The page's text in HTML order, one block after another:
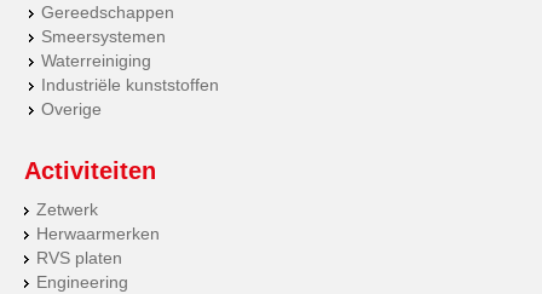
Gereedschappen
Smeersystemen
Waterreiniging
Industriële kunststoffen
Overige
Activiteiten
Zetwerk
Herwaarmerken
RVS platen
Engineering